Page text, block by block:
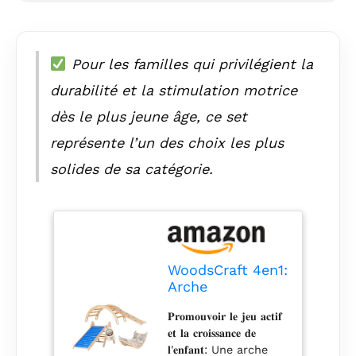
Pour les familles qui privilégient la
durabilité et la stimulation motrice
dès le plus jeune âge, ce set
représente l’un des choix les plus
solides de sa catégorie.
WoodsCraft 4en1:
Arche
Triangle
d'Escalade & 2x
𝐏𝐫𝐨𝐦𝐨𝐮𝐯𝐨𝐢𝐫 𝐥𝐞 𝐣𝐞𝐮 𝐚𝐜𝐭𝐢𝐟
𝐞𝐭 𝐥𝐚 𝐜𝐫𝐨𝐢𝐬𝐬𝐚𝐧𝐜𝐞 𝐝𝐞
𝐥'𝐞𝐧𝐟𝐚𝐧𝐭: Une arche